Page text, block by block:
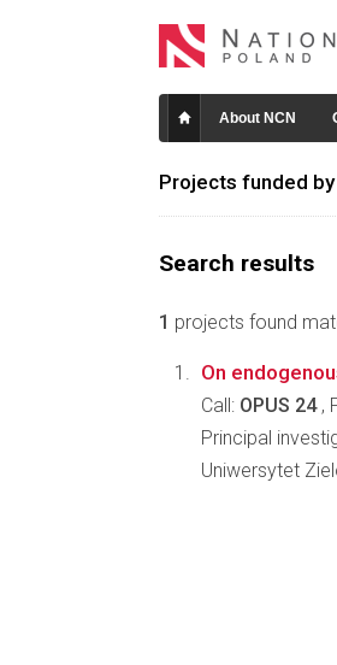
About NCN
Projects funded by
Search results
1 projects found
On
Call: OPUS 24,
Principal
Uniwersytet